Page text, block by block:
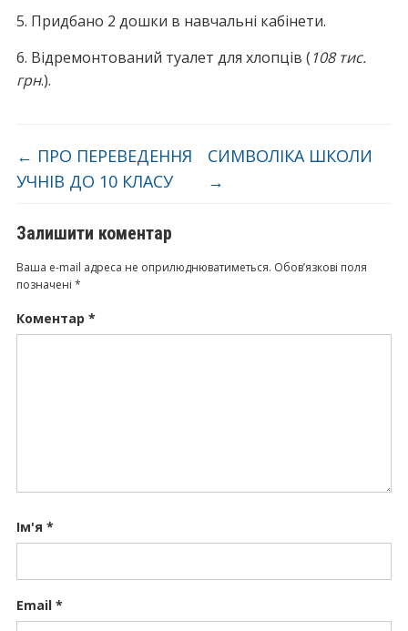
5. Придбано 2 дошки в навчальні кабінети.
6. Відремонтований туалет для хлопців ( 108 тис.
грн.).
← ПРО ПЕРЕВЕДЕННЯ
УЧНІВ ДО 10 КЛАСУ
СИМВОЛІКА ШКОЛИ
→
Залишити коментар
Ваша e-mail адреса не оприлюднюватиметься. Обов’язкові поля
позначені *
Коментар *
Ім'я *
Email *